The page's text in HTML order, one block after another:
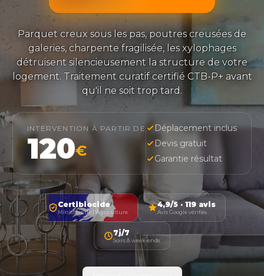
Parquet creux sous les pas, poutres creusées de
galeries, charpente fragilisée, les xylophages
détruisent silencieusement la structure de votre
logement. Traitement curatif certifié CTB-P+ avant
qu'il ne soit trop tard.
INTERVENTION À PARTIR DE
120€
Déplacement inclus
Devis gratuit
Garantie résultat
Certibiocide
Ministère de l'Agriculture
4,9/5 · 119 avis
Avis Google vérifiés
7j/7
Soirs & week-ends